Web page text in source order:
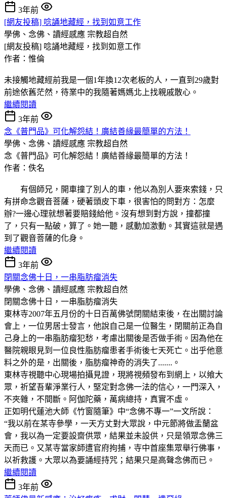
3年前
[網友投稿] 唸誦地藏經，找到如意工作
學佛、念佛、讀經感應 宗教超自然
[網友投稿] 唸誦地藏經，找到如意工作
作者：惟倫
未接觸地藏經前我是一個1年換12次老板的人，一直到29歲對
前途依舊茫然，待業中的我隨著媽媽北上找親戚散心。
繼續閱讀
3年前
念《普門品》可化解怨結！廣結善緣最簡單的方法！
學佛、念佛、讀經感應 宗教超自然
念《普門品》可化解怨結！廣結善緣最簡單的方法！
作者：佚名
有個師兄，開車撞了別人的車，他以為別人要來索錢，只
有拼命念觀音菩薩，硬著頭皮下車，很害怕的問對方：怎麼
辦?一邊心理就想著要賠錢給他。沒有想到對方說，撞都撞
了，只有一點破，算了。她一聽，感動加激動。其實這就是遇
到了觀音菩薩的化身。
繼續閱讀
3年前
閉關念佛十日，一串脂肪瘤消失
學佛、念佛、讀經感應 宗教超自然
閉關念佛十日，一串脂肪瘤消失
東林寺2007年五月份的十日百萬佛號閉關結束後，在出關討論
會上，一位男居士發言，他說自己是一位醫生，閉關前正為自
己身上的一串脂肪瘤犯愁，考慮出關後是否做手術。因為他在
醫院親眼見到一位良性脂肪瘤患者手術後七天死亡。出乎他意
料之外的是，出關後，脂肪瘤神奇的消失了.......。
東林寺視聽中心現場拍攝見證，現將視頻發布到網上，以飨大
眾，祈望吾輩淨業行人，堅定對念佛一法的信心，一門深入，
不夾雜，不間斷。阿伽陀藥，萬病總持，真實不虛。
正如明代蓮池大師《竹窗隨筆》中“念佛不專一”一文所說：
“我以前在某寺參學，一天方丈對大眾說，中元節將做盂蘭盆
會，我以為一定要設齋供眾，結果並未設供，只是領眾念佛三
天而已。又某寺當家師遭官府拘捕，寺中首座集眾舉行佛事，
以祈救護。大眾以為要誦經持咒；結果只是高聲念佛而已。
繼續閱讀
3年前